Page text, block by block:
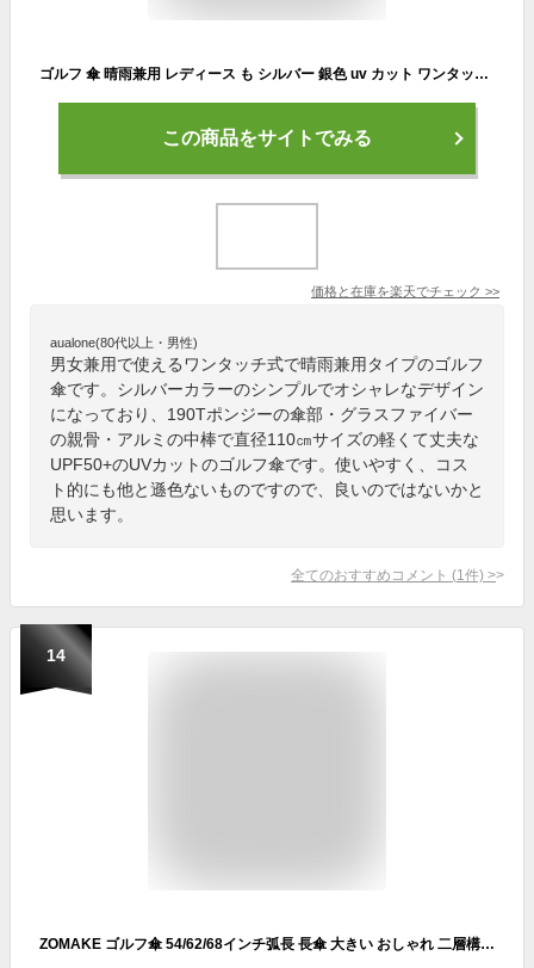
ゴルフ 傘 晴雨兼用 レディース も シルバー 銀色 uv カット ワンタッチ 軽量 スポーツ観戦 傘 飛衛門 TOBIEMON ゴルフ用傘 男女兼用 UVカット率 97％以上 ゴルフ アンブレラ【送料無料(北海道、沖縄、離島は適用外)】
この商品をサイトでみる
価格と在庫を楽天でチェック >>
aualone(80代以上・男性)
男女兼用で使えるワンタッチ式で晴雨兼用タイプのゴルフ
傘です。シルバーカラーのシンプルでオシャレなデザイン
になっており、190Tポンジーの傘部・グラスファイバー
の親骨・アルミの中棒で直径110㎝サイズの軽くて丈夫な
UPF50+のUVカットのゴルフ傘です。使いやすく、コス
ト的にも他と遜色ないものですので、良いのではないかと
思います。
全てのおすすめコメント (1 件) >
14
ZOMAKE ゴルフ傘 54/62/68インチ弧長 長傘 大きい おしゃれ 二層構造 超撥水 耐風 ワンタッチ 丈夫強風豪雨·梅雨対策 晴雨兼用 スポーツ観戦 メンズ レディース 収納ポーチ付き